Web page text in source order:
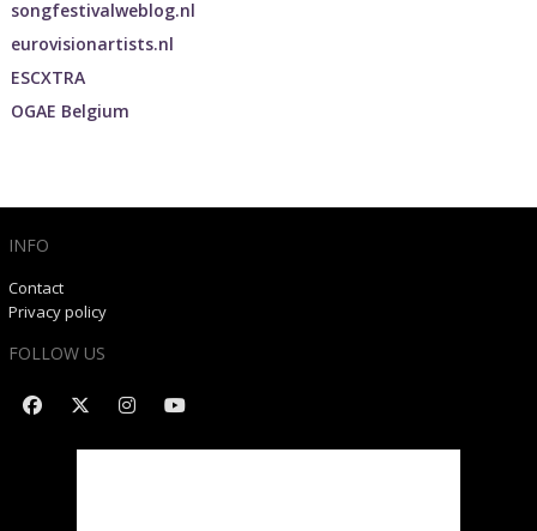
songfestivalweblog.nl
eurovisionartists.nl
ESCXTRA
OGAE Belgium
INFO
Contact
Privacy policy
FOLLOW US